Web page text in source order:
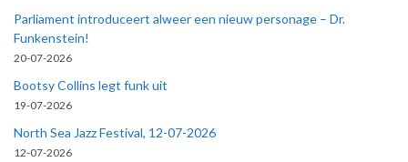
Parliament introduceert alweer een nieuw personage – Dr.
Funkenstein!
20-07-2026
Bootsy Collins legt funk uit
19-07-2026
North Sea Jazz Festival, 12-07-2026
12-07-2026